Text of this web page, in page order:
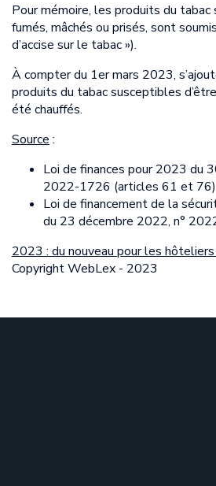
Pour mémoire, les produits du tabac
fumés, mâchés ou prisés, sont
d’accise sur le tabac »).
À compter du 1er mars 2023,
produits du tabac susceptibles
été chauffés.
Source :
Loi de finances pour 2023 du
2022-1726 (articles 61 et 76)
Loi de financement de la
du 23 décembre 2022, n°
2023 : du nouveau pour les
Copyright WebLex - 2023